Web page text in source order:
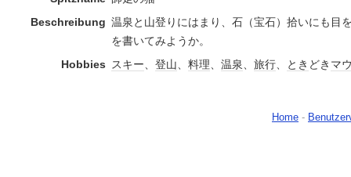
Beschreibung 温泉と山登りにはまり、石（宝石）拾いにも目
を書いてみようか。
Hobbies スキー、 登山、 料理、 温泉、 旅行、 とき どき マ
Home -